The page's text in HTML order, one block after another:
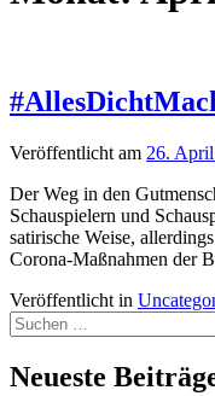
Veröffentlicht am 26. April
Der Weg in den
Schauspielern und
satirische Weise,
Corona-Maßnahmen der
Veröffentlicht in
Suchen
nach:
Neueste